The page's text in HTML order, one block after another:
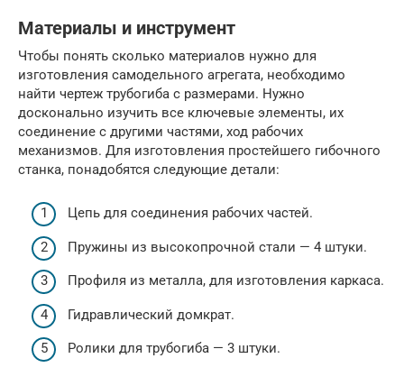
Материалы и инструмент
Чтобы понять сколько материалов нужно для
изготовления самодельного агрегата, необходимо
найти чертеж трубогиба с размерами. Нужно
досконально изучить все ключевые элементы, их
соединение с другими частями, ход рабочих
механизмов. Для изготовления простейшего гибочного
станка, понадобятся следующие детали:
Цепь для соединения рабочих частей.
Пружины из высокопрочной стали — 4 штуки.
Профиля из металла, для изготовления каркаса.
Гидравлический домкрат.
Ролики для трубогиба — 3 штуки.